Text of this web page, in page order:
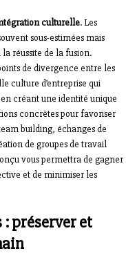
culturelle. Les
sous-estimées mais
réussite de la fusion.
de divergence entre les
culture d’entreprise qui
créant une identité unique
concrètes pour favoriser
building, échanges de
de groupes de travail
vous permettra de gagner
et de minimiser les
: préserver et